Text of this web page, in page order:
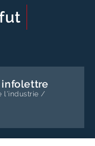
infolettre
l'industrie /